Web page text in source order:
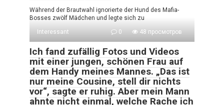
Während der Brautwahl ignorierte der Hund des Mafia-
Bosses zwölf Mädchen und legte sich zu
Interessant
0 48 просмотров
Ich fand zufällig Fotos und Videos
mit einer jungen, schönen Frau auf
dem Handy meines Mannes. „Das ist
nur meine Cousine, stell dir nichts
vor“, sagte er ruhig. Aber mein Mann
ahnte nicht einmal, welche Rache ich